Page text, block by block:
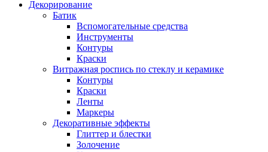
Декорирование
Батик
Вспомогательные средства
Инструменты
Контуры
Краски
Витражная роспись по стеклу и керамике
Контуры
Краски
Ленты
Маркеры
Декоративные эффекты
Глиттер и блестки
Золочение